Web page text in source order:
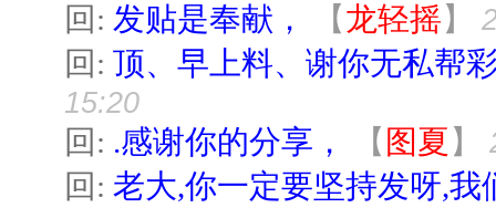
回: 发贴是奉献， 【龙轻摇】
回: 顶、早上料、谢你无私帮
15:20
回: .感谢你的分享， 【 图夏 】
回: 老大,你一定要坚持发呀,我